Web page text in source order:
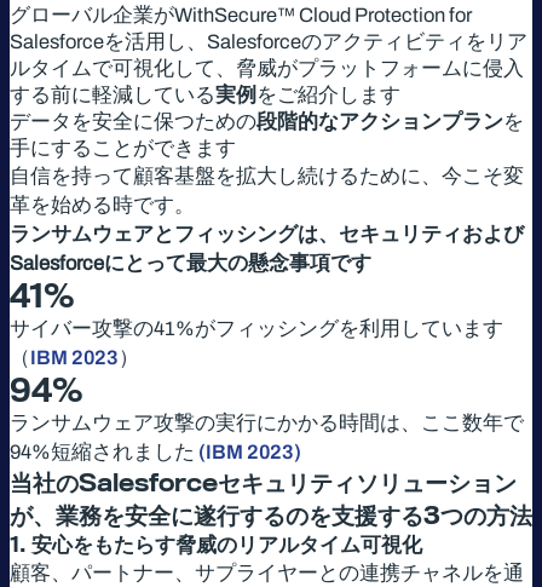
グローバル企業がWithSecure™ Cloud Protection for
Salesforceを活用し、Salesforceのアクティビティをリア
ルタイムで可視化して、脅威がプラットフォームに侵入
する前に軽減している実例 をご紹介します
データを安全に保つための段階的なアクションプランを
手にすることができます
自信を持って顧客基盤を拡大し続けるために、今こそ変
革を始める時です。
ランサムウェアとフィッシングは、セキュリティおよび
Salesforceにとって最大の懸念事項です
41%
サイバー攻撃の41%がフィッシングを利用しています
（IBM 2023）
94%
ランサムウェア攻撃の実行にかかる時間は、ここ数年で
94%短縮されました (IBM 2023)
当社のSalesforceセキュリティソリューション
が、業務を安全に遂行するのを支援する3つの方法
1. 安心をもたらす脅威のリアルタイム可視化
顧客、パートナー、サプライヤーとの連携チャネルを通